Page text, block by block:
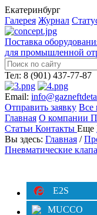
Екатеринбург
Галерея Журнал
Поставка
для промышленной
Тел: 8 (901) 437-77-87
Email:
Отправить заявку Все
Главная О компании
Статьи Контакты Еще
Вы здесь: Главная /
Пневматические
E2S
MUCCO